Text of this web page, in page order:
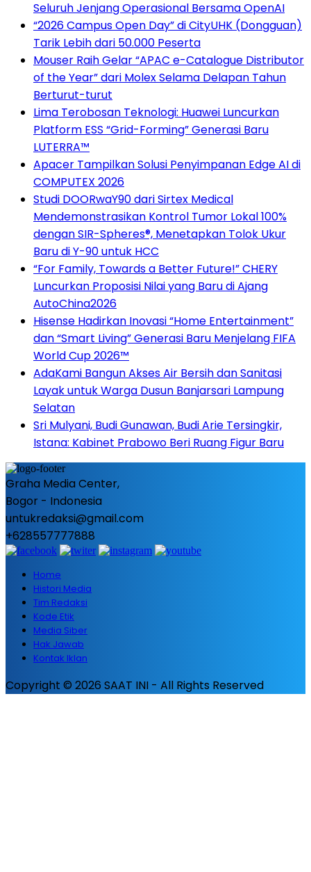
Seluruh Jenjang Operasional Bersama OpenAI
“2026 Campus Open Day” di CityUHK (Dongguan)
Tarik Lebih dari 50.000 Peserta
Mouser Raih Gelar “APAC e-Catalogue Distributor
of the Year” dari Molex Selama Delapan Tahun
Berturut-turut
Lima Terobosan Teknologi: Huawei Luncurkan
Platform ESS “Grid-Forming” Generasi Baru
LUTERRA™
Apacer Tampilkan Solusi Penyimpanan Edge AI di
COMPUTEX 2026
Studi DOORwaY90 dari Sirtex Medical
Mendemonstrasikan Kontrol Tumor Lokal 100%
dengan SIR-Spheres®, Menetapkan Tolok Ukur
Baru di Y-90 untuk HCC
“For Family, Towards a Better Future!” CHERY
Luncurkan Proposisi Nilai yang Baru di Ajang
AutoChina2026
Hisense Hadirkan Inovasi “Home Entertainment”
dan “Smart Living” Generasi Baru Menjelang FIFA
World Cup 2026™
AdaKami Bangun Akses Air Bersih dan Sanitasi
Layak untuk Warga Dusun Banjarsari Lampung
Selatan
Sri Mulyani, Budi Gunawan, Budi Arie Tersingkir,
Istana: Kabinet Prabowo Beri Ruang Figur Baru
Graha Media Center,
Bogor - Indonesia
untukredaksi@gmail.com
+628557777888
Home
Histori Media
Tim Redaksi
Kode Etik
Media Siber
Hak Jawab
Kontak Iklan
Copyright © 2026 SAAT INI - All Rights Reserved